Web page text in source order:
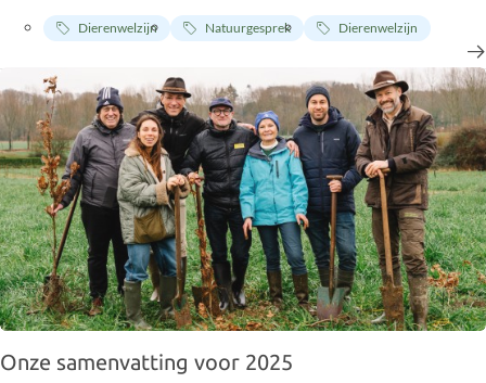
die momenteel in een Turkse dierentuin wordt vastgehouden
nadat hij uit een illegale handel is gered.
Dierenwelzijn Natuurgesprek Dierenwelzijn
Onze samenvatting voor 2025